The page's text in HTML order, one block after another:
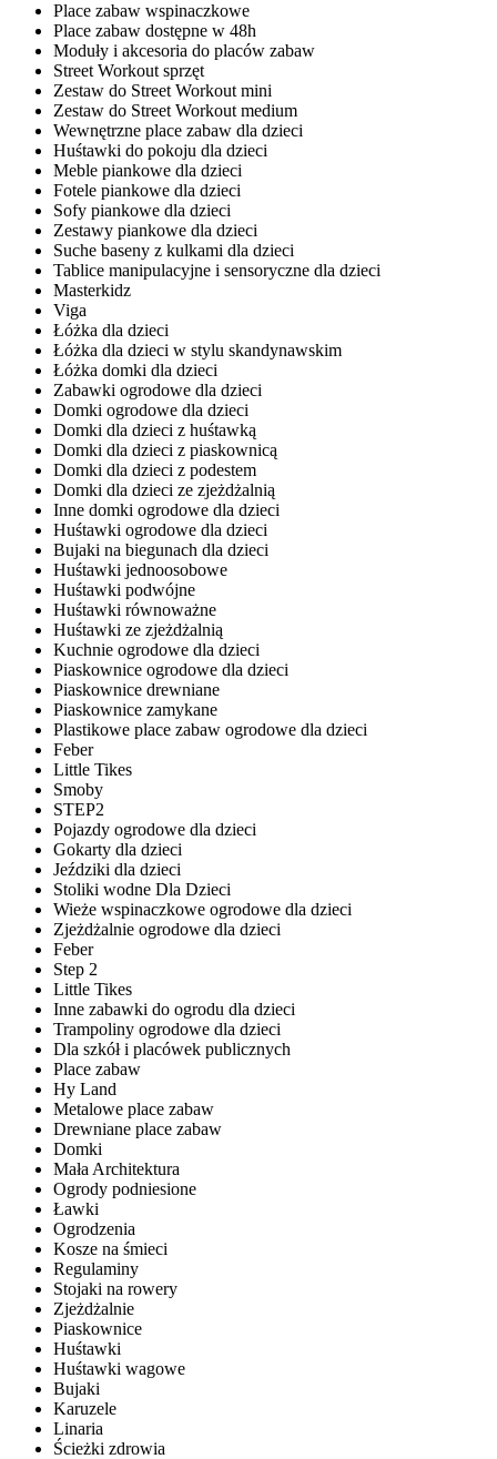
Place zabaw wspinaczkowe
Place zabaw dostępne w 48h
Moduły i akcesoria do placów zabaw
Street Workout sprzęt
Zestaw do Street Workout mini
Zestaw do Street Workout medium
Wewnętrzne place zabaw dla dzieci
Huśtawki do pokoju dla dzieci
Meble piankowe dla dzieci
Fotele piankowe dla dzieci
Sofy piankowe dla dzieci
Zestawy piankowe dla dzieci
Suche baseny z kulkami dla dzieci
Tablice manipulacyjne i sensoryczne dla dzieci
Masterkidz
Viga
Łóżka dla dzieci
Łóżka dla dzieci w stylu skandynawskim
Łóżka domki dla dzieci
Zabawki ogrodowe dla dzieci
Domki ogrodowe dla dzieci
Domki dla dzieci z huśtawką
Domki dla dzieci z piaskownicą
Domki dla dzieci z podestem
Domki dla dzieci ze zjeżdżalnią
Inne domki ogrodowe dla dzieci
Huśtawki ogrodowe dla dzieci
Bujaki na biegunach dla dzieci
Huśtawki jednoosobowe
Huśtawki podwójne
Huśtawki równoważne
Huśtawki ze zjeżdżalnią
Kuchnie ogrodowe dla dzieci
Piaskownice ogrodowe dla dzieci
Piaskownice drewniane
Piaskownice zamykane
Plastikowe place zabaw ogrodowe dla dzieci
Feber
Little Tikes
Smoby
STEP2
Pojazdy ogrodowe dla dzieci
Gokarty dla dzieci
Jeździki dla dzieci
Stoliki wodne Dla Dzieci
Wieże wspinaczkowe ogrodowe dla dzieci
Zjeżdżalnie ogrodowe dla dzieci
Feber
Step 2
Little Tikes
Inne zabawki do ogrodu dla dzieci
Trampoliny ogrodowe dla dzieci
Dla szkół i placówek publicznych
Place zabaw
Hy Land
Metalowe place zabaw
Drewniane place zabaw
Domki
Mała Architektura
Ogrody podniesione
Ławki
Ogrodzenia
Kosze na śmieci
Regulaminy
Stojaki na rowery
Zjeżdżalnie
Piaskownice
Huśtawki
Huśtawki wagowe
Bujaki
Karuzele
Linaria
Ścieżki zdrowia